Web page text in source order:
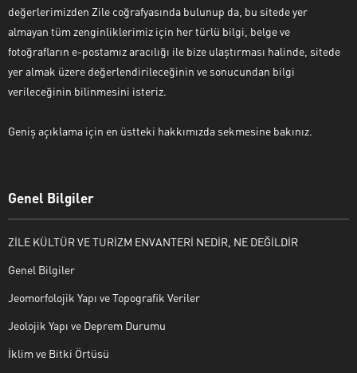
değerlerimizden Zile coğrafyasında bulunup da, bu sitede yer
almayan tüm zenginliklerimiz için her türlü bilgi, belge ve
fotoğrafların e-postamız aracılığı ile bize ulaştırması halinde, sitede
yer almak üzere değerlendirileceğinin ve sonucundan bilgi
verileceğinin bilinmesini isteriz.
Geniş açıklama için en üstteki hakkımızda sekmesine bakınız.
Genel Bilgiler
ZİLE KÜLTÜR VE TURİZM ENVANTERİ NEDİR, NE DEĞİLDİR
Genel Bilgiler
Jeomorfolojik Yapı ve Topografik Veriler
Jeolojik Yapı ve Deprem Durumu
İklim ve Bitki Örtüsü